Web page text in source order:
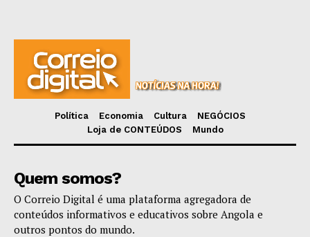
Política Economia Cultura
NEGÓCIOS
Loja de CONTEÚDOS
Mundo
Quem somos?
O Correio Digital é uma plataforma agregadora de
conteúdos informativos e educativos sobre Angola e
outros pontos do mundo.